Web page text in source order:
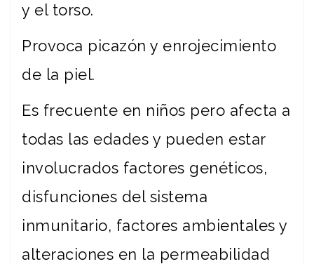
y el torso.
Provoca picazón y enrojecimiento
de la piel.
Es frecuente en niños pero afecta a
todas las edades y pueden estar
involucrados factores genéticos,
disfunciones del sistema
inmunitario, factores ambientales y
alteraciones en la permeabilidad